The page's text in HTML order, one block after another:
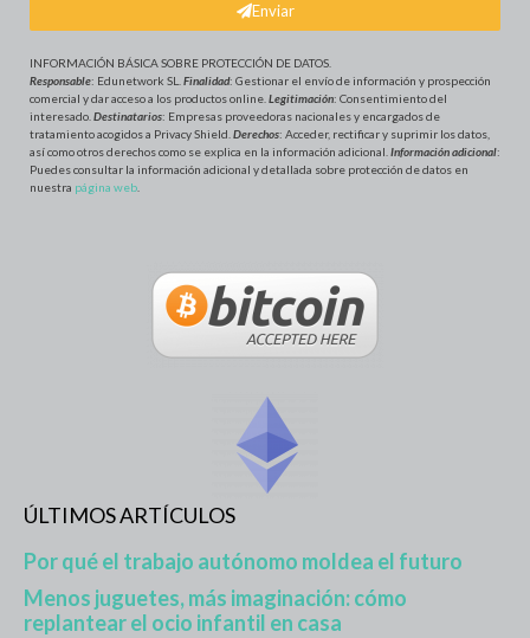
Enviar
INFORMACIÓN BÁSICA SOBRE PROTECCIÓN DE DATOS
Responsable: Edunetwork SL. Finalidad: Gestionar el envío de información y prospección
comercial y dar acceso a los productos online. Legitimación: Consentimiento del
interesado. Destinatarios: Empresas proveedoras nacionales y encargados de
tratamiento acogidos a Privacy Shield. Derechos: Acceder, rectificar y suprimir los datos,
así como otros derechos como se explica en la información adicional. Información adicional:
Puedes consultar la información adicional y detallada sobre protección de datos en
nuestra página web
ÚLTIMOS ARTÍCULOS
Por qué el trabajo autónomo moldea el futuro
Menos juguetes, más imaginación: cómo
replantear el ocio infantil en casa